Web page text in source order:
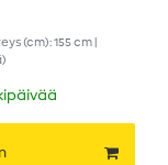
(cm): 155 cm |
)